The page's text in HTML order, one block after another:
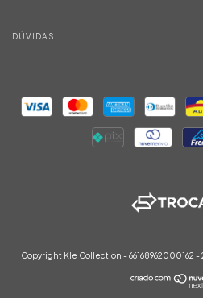
DÚVIDAS
Copyright Kle Collection - 66168962000162 -